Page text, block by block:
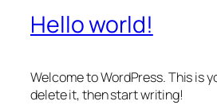
Hello world!
Welcome to WordPress. This is
delete it, then start writing!